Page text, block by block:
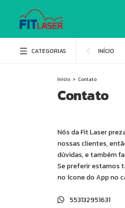
CATEGORIAS INÍCIO
Início > Contato
Contato
Nós da Fit Laser
nossas clientes,
dúvidas, e também
Se preferir estamos
no ícone do App no
553132951631